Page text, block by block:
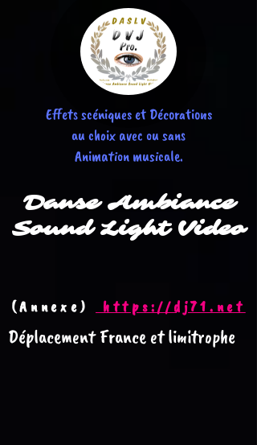
Effets scéniques et Décorations
au choix avec ou sans
Animation musicale.
DanseAmbiance
Sound Light Video
(Annexe) https://dj71.net
Déplacement France et limitrophe